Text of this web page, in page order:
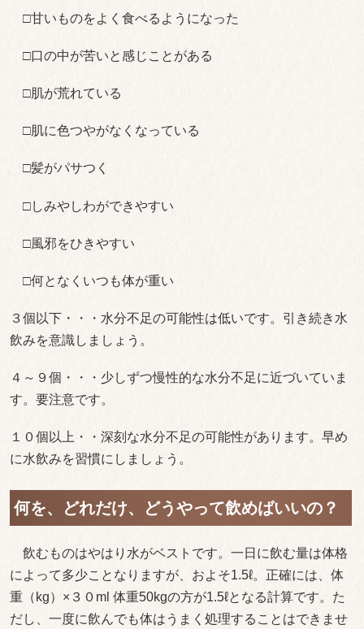
□甘いものをよく食べるようになった
□口の中が苦いと感じことがある
□肌が荒れている
□肌に色つやがなくなっている
□髪がパサつく
□しみやしわができやすい
□風邪をひきやすい
□何となくいつも体が重い
３個以下・・・水分不足の可能性は低いです。引き続き水
飲みを意識しましょう。
４～９個・・・少しずつ慢性的な水分不足に近づいていま
す。要注意です。
１０個以上・・深刻な水分不足の可能性があります。早め
に水飲みを習慣にしましょう。
何を、どれだけ、どうやって飲めばいいの？
飲むものはやはり水がベストです。一日に飲む量は体格
によって多少ことなりますが、およそ1.5ℓ。正確には、体
重（kg）×３０ml 体重50kgの方が1.5ℓとなる計算です。た
だし、一度に飲んでも体はうまく処理することはできませ